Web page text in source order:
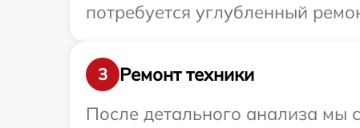
потребуется углубленный
3
Ремонт техники
После детального анализа мы